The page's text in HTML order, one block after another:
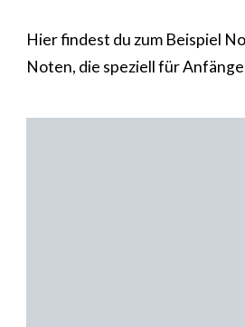
Hier findest du zum Beispiel
Noten, die speziell für